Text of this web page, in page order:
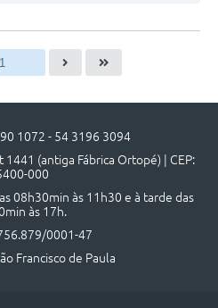
1072 - 54 3196 3094
(antiga Fábrica Ortopé) | CEP:
000
08h30min às 11h30 e à tarde das
às 17h.
0001-47
Francisco de Paula